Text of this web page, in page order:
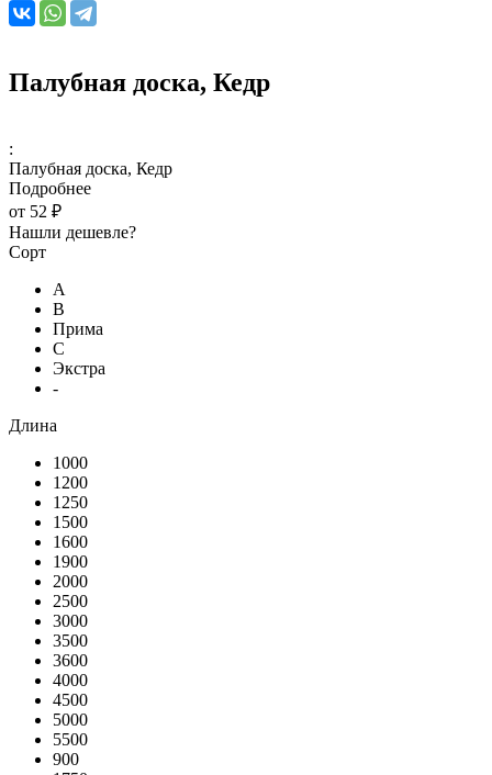
Палубная доска, Кедр
:
Палубная доска, Кедр
Подробнее
от 52 ₽
Нашли дешевле?
Сорт
А
В
Прима
С
Экстра
-
Длина
1000
1200
1250
1500
1600
1900
2000
2500
3000
3500
3600
4000
4500
5000
5500
900